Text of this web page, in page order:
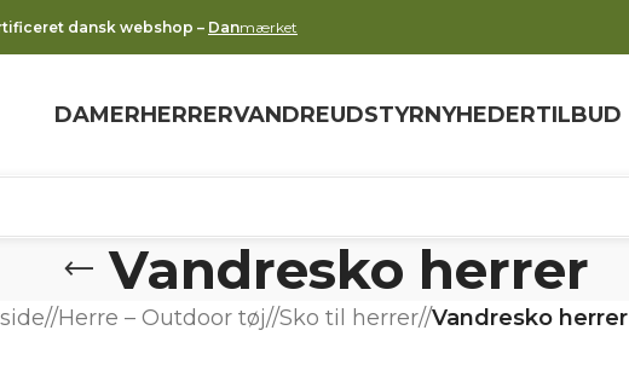
dansk webshop – Danmærket
DAMERHERRERVANDREUDSTYRNYHEDERTILBUD
Vandresko herrer
/ Herre – Outdoor tøj/ Sko til herrer/ Vandresko herrer